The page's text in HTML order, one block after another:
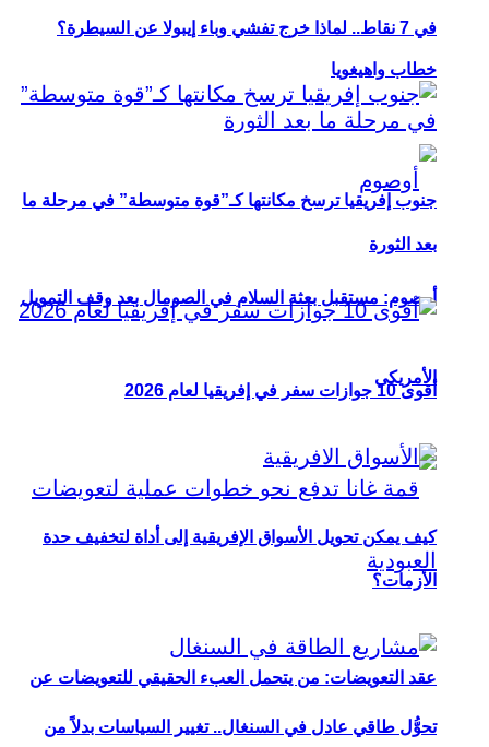
خطاب واهيغويا
أوصوم: مستقبل بعثة السلام في الصومال بعد وقف التمويل
الأمريكي
عقد التعويضات: من يتحمل العبء الحقيقي للتعويضات عن
في 7 نقاط.. لماذا خرج تفشي وباء إيبولا عن السيطرة؟
جنوب إفريقيا ترسخ مكانتها كـ”قوة متوسطة” في مرحلة ما
بعد الثورة
أقوى 10 جوازات سفر في إفريقيا لعام 2026
كيف يمكن تحويل الأسواق الإفريقية إلى أداة لتخفيف حدة
الأزمات؟
تحوُّل طاقي عادل في السنغال.. تغيير السياسات بدلاً من